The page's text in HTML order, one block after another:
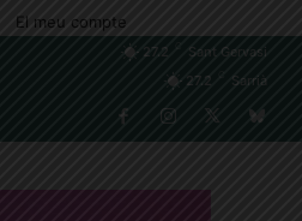
El meu compte
27.2
Sant Gervasi
27.2
Sarrià